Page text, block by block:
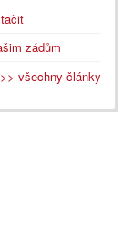
zádům
>> všechny články